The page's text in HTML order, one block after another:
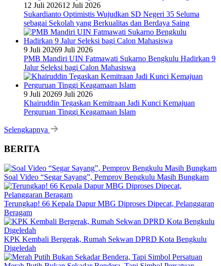
12 Juli 202612 Juli 2026
Sukardianto Optimistis Wujudkan SD Negeri 35 Seluma
sebagai Sekolah yang Berkualitas dan Berdaya Saing
9 Juli 20269 Juli 2026
PMB Mandiri UIN Fatmawati Sukarno Bengkulu Hadirkan 9
Jalur Seleksi bagi Calon Mahasiswa
9 Juli 20269 Juli 2026
Khairuddin Tegaskan Kemitraan Jadi Kunci Kemajuan
Perguruan Tinggi Keagamaan Islam
Selengkapnya
BERITA
Soal Video “Segar Sayang”, Pemprov Bengkulu Masih Bungkam
Terungkap! 66 Kepala Dapur MBG Diproses Dipecat, Pelanggaran
Beragam
KPK Kembali Bergerak, Rumah Sekwan DPRD Kota Bengkulu
Digeledah